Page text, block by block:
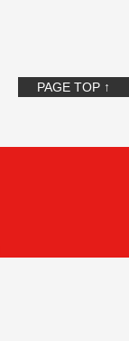
PAGE TOP ↑